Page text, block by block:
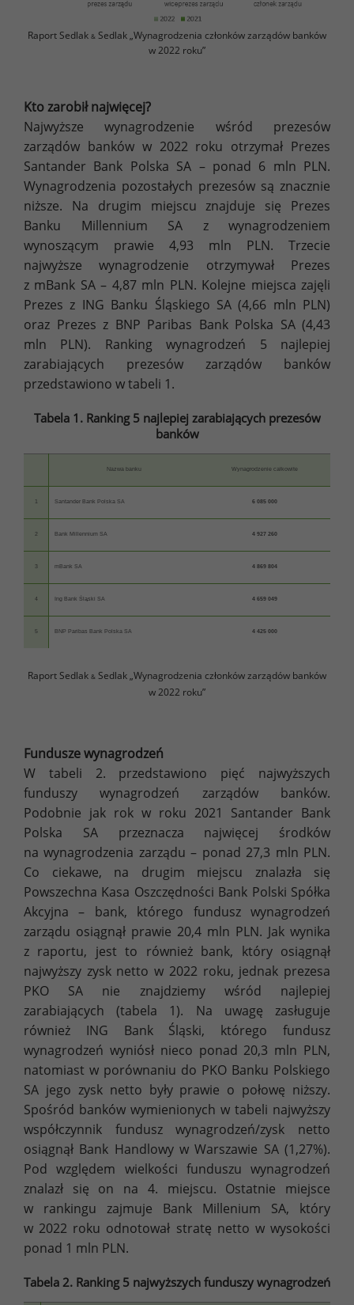
Raport Sedlak & Sedlak „Wynagrodzenia członków zarządów banków
w 2022 roku”
Kto zarobił najwięcej?
Najwyższe wynagrodzenie wśród prezesów
zarządów banków w 2022 roku otrzymał Prezes
Santander Bank Polska SA – ponad 6 mln PLN.
Wynagrodzenia pozostałych prezesów są znacznie
niższe. Na drugim miejscu znajduje się Prezes
Banku Millennium SA z wynagrodzeniem
wynoszącym prawie 4,93 mln PLN. Trzecie
najwyższe wynagrodzenie otrzymywał Prezes
z mBank SA – 4,87 mln PLN. Kolejne miejsca zajęli
Prezes z ING Banku Śląskiego SA (4,66 mln PLN)
oraz Prezes z BNP Paribas Bank Polska SA (4,43
mln PLN). Ranking wynagrodzeń 5 najlepiej
zarabiających prezesów zarządów banków
przedstawiono w tabeli 1.
Tabela 1. Ranking 5 najlepiej zarabiających prezesów
banków
Nazwa banku Wynagrodzenie całkowite
1 Santander Bank Polska SA 6 085 000
2 Bank Millennium SA 4 927 260
3 mBank SA 4 869 804
4 Ing Bank Śląski SA 4 659 049
5 BNP Paribas Bank Polska SA 4 425 000
Raport Sedlak & Sedlak „Wynagrodzenia członków zarządów banków
w 2022 roku”
Fundusze wynagrodzeń
W tabeli 2. przedstawiono pięć najwyższych
funduszy wynagrodzeń zarządów banków.
Podobnie jak rok w roku 2021 Santander Bank
Polska SA przeznacza najwięcej środków
na wynagrodzenia zarządu – ponad 27,3 mln PLN.
Co ciekawe, na drugim miejscu znalazła się
Powszechna Kasa Oszczędności Bank Polski Spółka
Akcyjna – bank, którego fundusz wynagrodzeń
zarządu osiągnął prawie 20,4 mln PLN. Jak wynika
z raportu, jest to również bank, który osiągnął
najwyższy zysk netto w 2022 roku, jednak prezesa
PKO SA nie znajdziemy wśród najlepiej
zarabiających (tabela 1). Na uwagę zasługuje
również ING Bank Śląski, którego fundusz
wynagrodzeń wyniósł nieco ponad 20,3 mln PLN,
natomiast w porównaniu do PKO Banku Polskiego
SA jego zysk netto były prawie o połowę niższy.
Spośród banków wymienionych w tabeli najwyższy
współczynnik fundusz wynagrodzeń/zysk netto
osiągnął Bank Handlowy w Warszawie SA (1,27%).
Pod względem wielkości funduszu wynagrodzeń
znalazł się on na 4. miejscu. Ostatnie miejsce
w rankingu zajmuje Bank Millenium SA, który
w 2022 roku odnotował stratę netto w wysokości
ponad 1 mln PLN.
Tabela 2. Ranking 5 najwyższych funduszy wynagrodzeń